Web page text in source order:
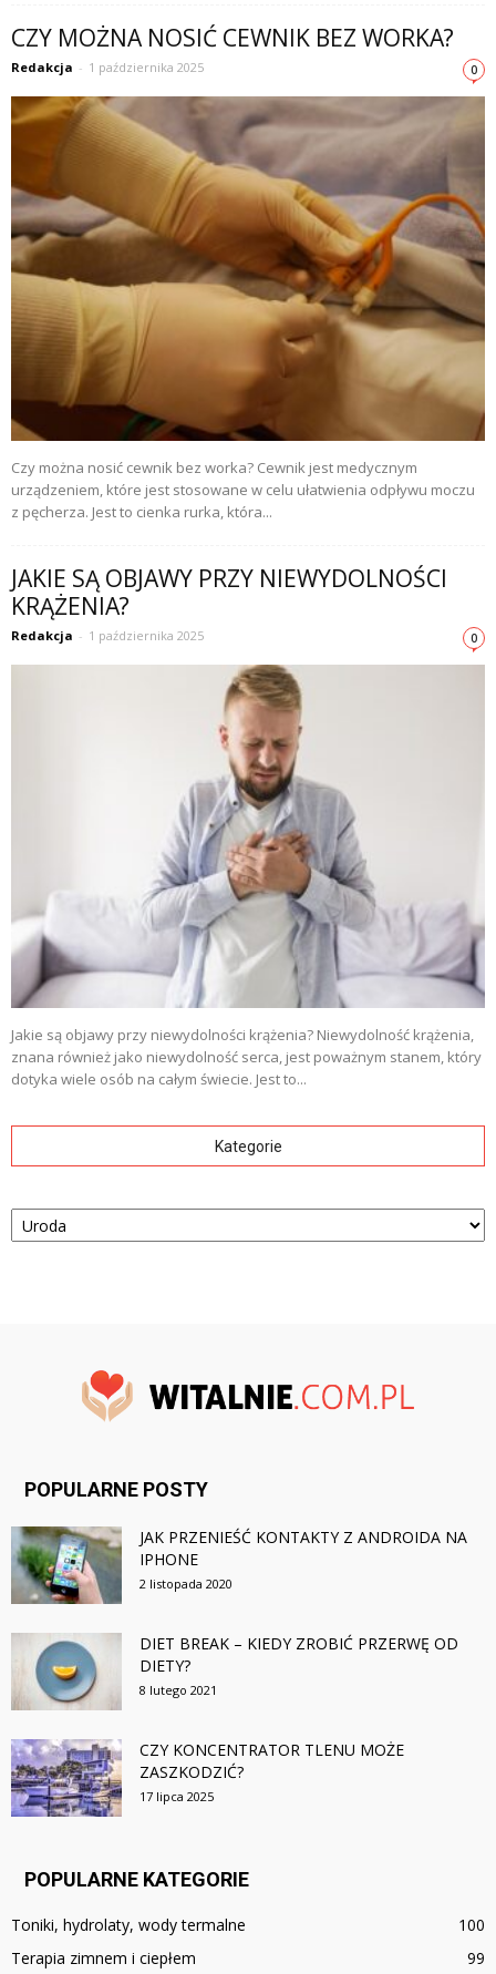
CZY MOŻNA NOSIĆ CEWNIK BEZ WORKA?
Redakcja - 1 października 2025 0
Czy można nosić cewnik bez worka? Cewnik jest medycznym
urządzeniem, które jest stosowane w celu ułatwienia odpływu moczu
z pęcherza. Jest to cienka rurka, która...
JAKIE SĄ OBJAWY PRZY NIEWYDOLNOŚCI
KRĄŻENIA?
Redakcja - 1 października 2025 0
Jakie są objawy przy niewydolności krążenia? Niewydolność krążenia,
znana również jako niewydolność serca, jest poważnym stanem, który
dotyka wiele osób na całym świecie. Jest to...
Kategorie
Kategorie
POPULARNE POSTY
JAK PRZENIEŚĆ KONTAKTY Z ANDROIDA NA
IPHONE
2 listopada 2020
DIET BREAK – KIEDY ZROBIĆ PRZERWĘ OD
DIETY?
8 lutego 2021
CZY KONCENTRATOR TLENU MOŻE
ZASZKODZIĆ?
17 lipca 2025
POPULARNE KATEGORIE
Toniki, hydrolaty, wody termalne
100
Terapia zimnem i ciepłem
99